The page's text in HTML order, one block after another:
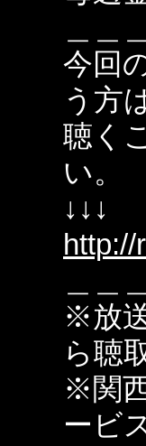
今回
う方
聴く
い。
↓↓↓
※放
ら聴
※関
ービ